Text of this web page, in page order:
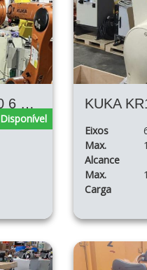
KUKA KR10 R1100 6 eixos krc4
Disponível
KUKA
Eixos
Max.
Alcance
Max.
Carga